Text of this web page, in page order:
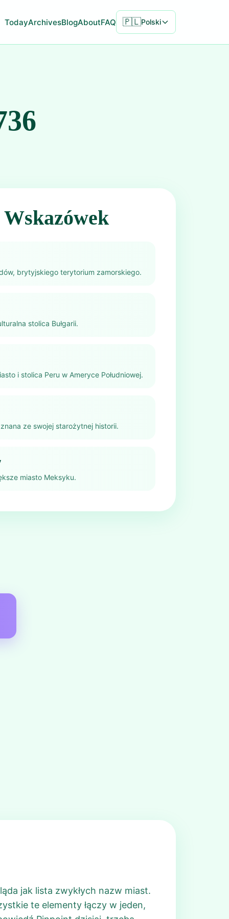
TodayArchivesBlogAboutFAQ 🇵🇱Polski
Wskazówek
brytyjskiego terytorium zamorskiego.
stolica Bułgarii.
i stolica Peru w Ameryce Południowej.
ze swojej starożytnej historii.
miasto Meksyku.
jak lista zwykłych nazw miast.
te elementy łączy w jeden,